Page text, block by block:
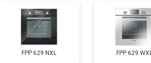
FPP 629 NXL FPP 629 WXL